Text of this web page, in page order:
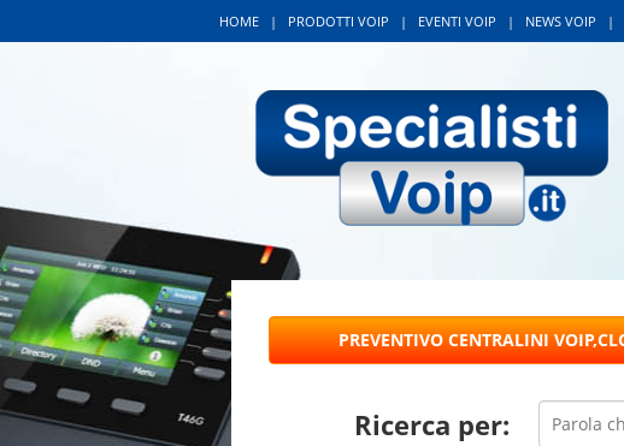
HOME | PRODOTTI VOIP | EVENTI VOIP | NEWS VOIP |
Ricerca per: